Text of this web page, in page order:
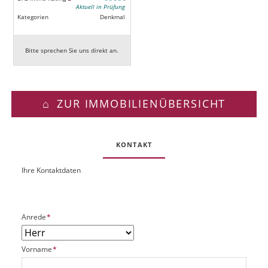
Aktuell in Prüfung
Kategorien
Denkmal
Bitte sprechen Sie uns direkt an.
ZUR IMMOBILIENÜBERSICHT
KONTAKT
O
k
P
UIhre Kontaktdaten
P
f
l
i
Anrede*
P
f
Vorname*